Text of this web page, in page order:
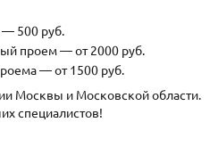
— 500 руб.
проем — от 2000 руб.
— от 1500 руб.
Москвы и Московской области.
специалистов!